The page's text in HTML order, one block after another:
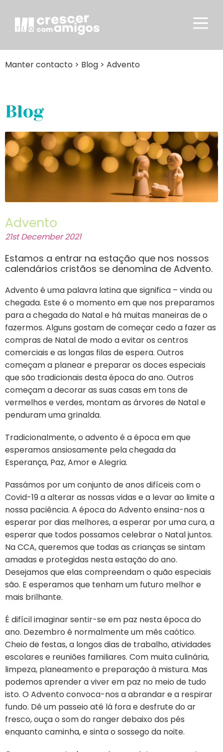
Manter contacto > Blog > Advento
Blog
Advento
21st December 2021
Estamos a entrar na estação que nos nossos
calendários cristãos se denomina de Advento.
Advento é uma palavra latina que significa – vinda ou
chegada. Este é o momento em que nos preparamos
para a chegada do Natal e há muitas maneiras de o
fazermos. Alguns gostam de começar cedo a fazer as
compras de Natal de modo a evitar os centros
comerciais e as longas filas de espera. Outros
começam a planear e preparar os doces especiais
que são tradicionais desta época do ano. Outros
começam a decorar as suas casas em tons de
vermelhos e verdes, montam as árvores de Natal e
penduram uma grinalda.
Tradicionalmente, o advento é a época em que
esperamos ansiosamente pela chegada da
Esperança, Paz, Amor e Alegria.
Passámos por um conjunto de anos difíceis com o
Covid-19 a alterar as nossas vidas e a levar ao limite a
nossa paciência. A época do Advento ensina-nos a
esperar por dias melhores, a esperar por uma cura, a
esperar que todos possamos celebrar o Natal juntos.
Na CCA, queremos que todas as crianças se sintam
amadas e protegidas nesta estação do ano.
Desejamos que elas compreendam o quão especiais
são. E esperamos que tenham um futuro melhor e
mais brilhante.
É difícil imaginar sentir-se em paz nesta época do
ano. Dezembro é normalmente um mês caótico.
Cheio de festas, a longos dias de trabalho, atividades
escolares e reuniões familiares. Com muita culinária,
limpeza, planeamento e preparação à mistura. Mas
podemos aprender a viver em paz no meio de tudo
isto. O Advento convoca-nos a abrandar e a respirar
fundo. Dê um passeio até lá fora e desfrute do ar
fresco, ouça o som do ranger debaixo dos pés
enquanto caminha, e sinta o sossego da noite.